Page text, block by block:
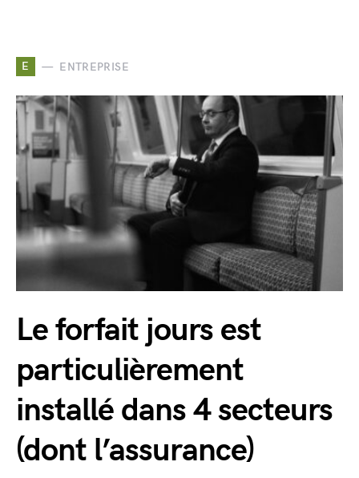
E ENTREPRISE
Le forfait jours est
particulièrement
installé dans 4 secteurs
(dont l’assurance)